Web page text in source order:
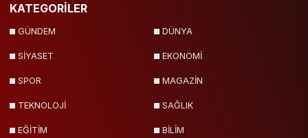
KATEGORİLER
GÜNDEM DÜNYA
SİYASET EKONOMİ
SPOR MAGAZİN
TEKNOLOJİ SAĞLIK
EĞİTİM BİLİM